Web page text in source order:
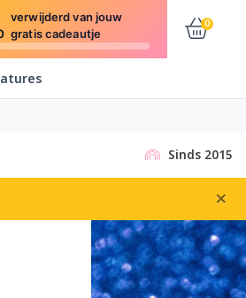
verwijderd van jouw
gratis cadeautje
0
Sinds 2015
×